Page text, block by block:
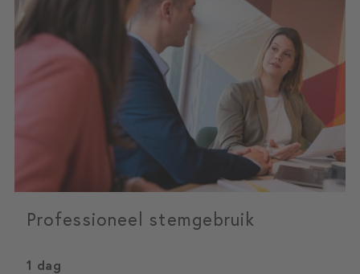
Professioneel stemgebruik
1 dag